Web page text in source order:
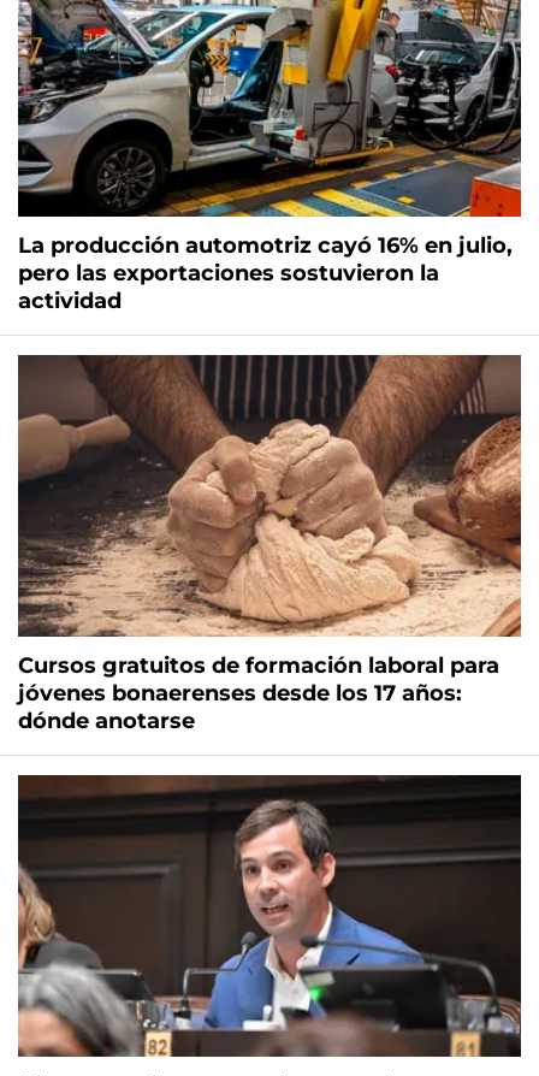
La producción automotriz cayó 16% en julio,
pero las exportaciones sostuvieron la
actividad
Cursos gratuitos de formación laboral para
jóvenes bonaerenses desde los 17 años:
dónde anotarse